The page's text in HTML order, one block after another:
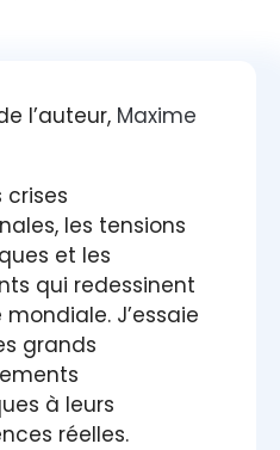
l’auteur, Maxime
crises
les tensions
et les
qui redessinent
J’essaie
grands
à leurs
réelles.